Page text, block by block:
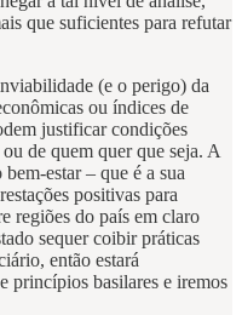
que suficientes para refutar
(e o perigo) da
ou índices de
justificar condições
de quem quer que seja. A
estar – que é a sua
positivas para
regiões do país em claro
sequer coibir práticas
então estará
princípios basilares e iremos